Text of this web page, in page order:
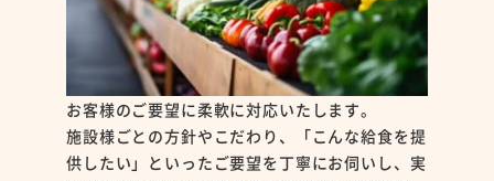
お客様のご要望に柔軟に対応いたします。
施設様ごとの方針やこだわり、「こんな給食を提
供したい」といったご要望を丁寧にお伺いし、実